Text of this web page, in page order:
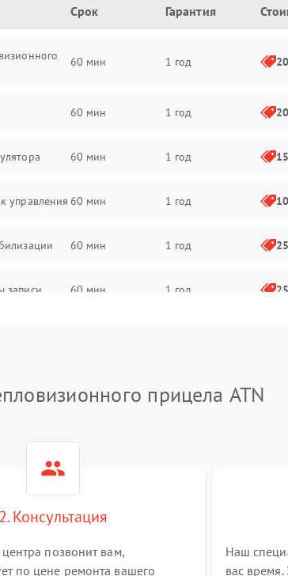
Срок Гарантия
60 мин 1 год
60 мин 1 год
60 мин 1 год
управления 60 мин 1 год
60 мин 1 год
записи 60 мин 1 год
прицела ATN
2. Консультация
позвонит вам,
по цене ремонта вашего
Наш
вас